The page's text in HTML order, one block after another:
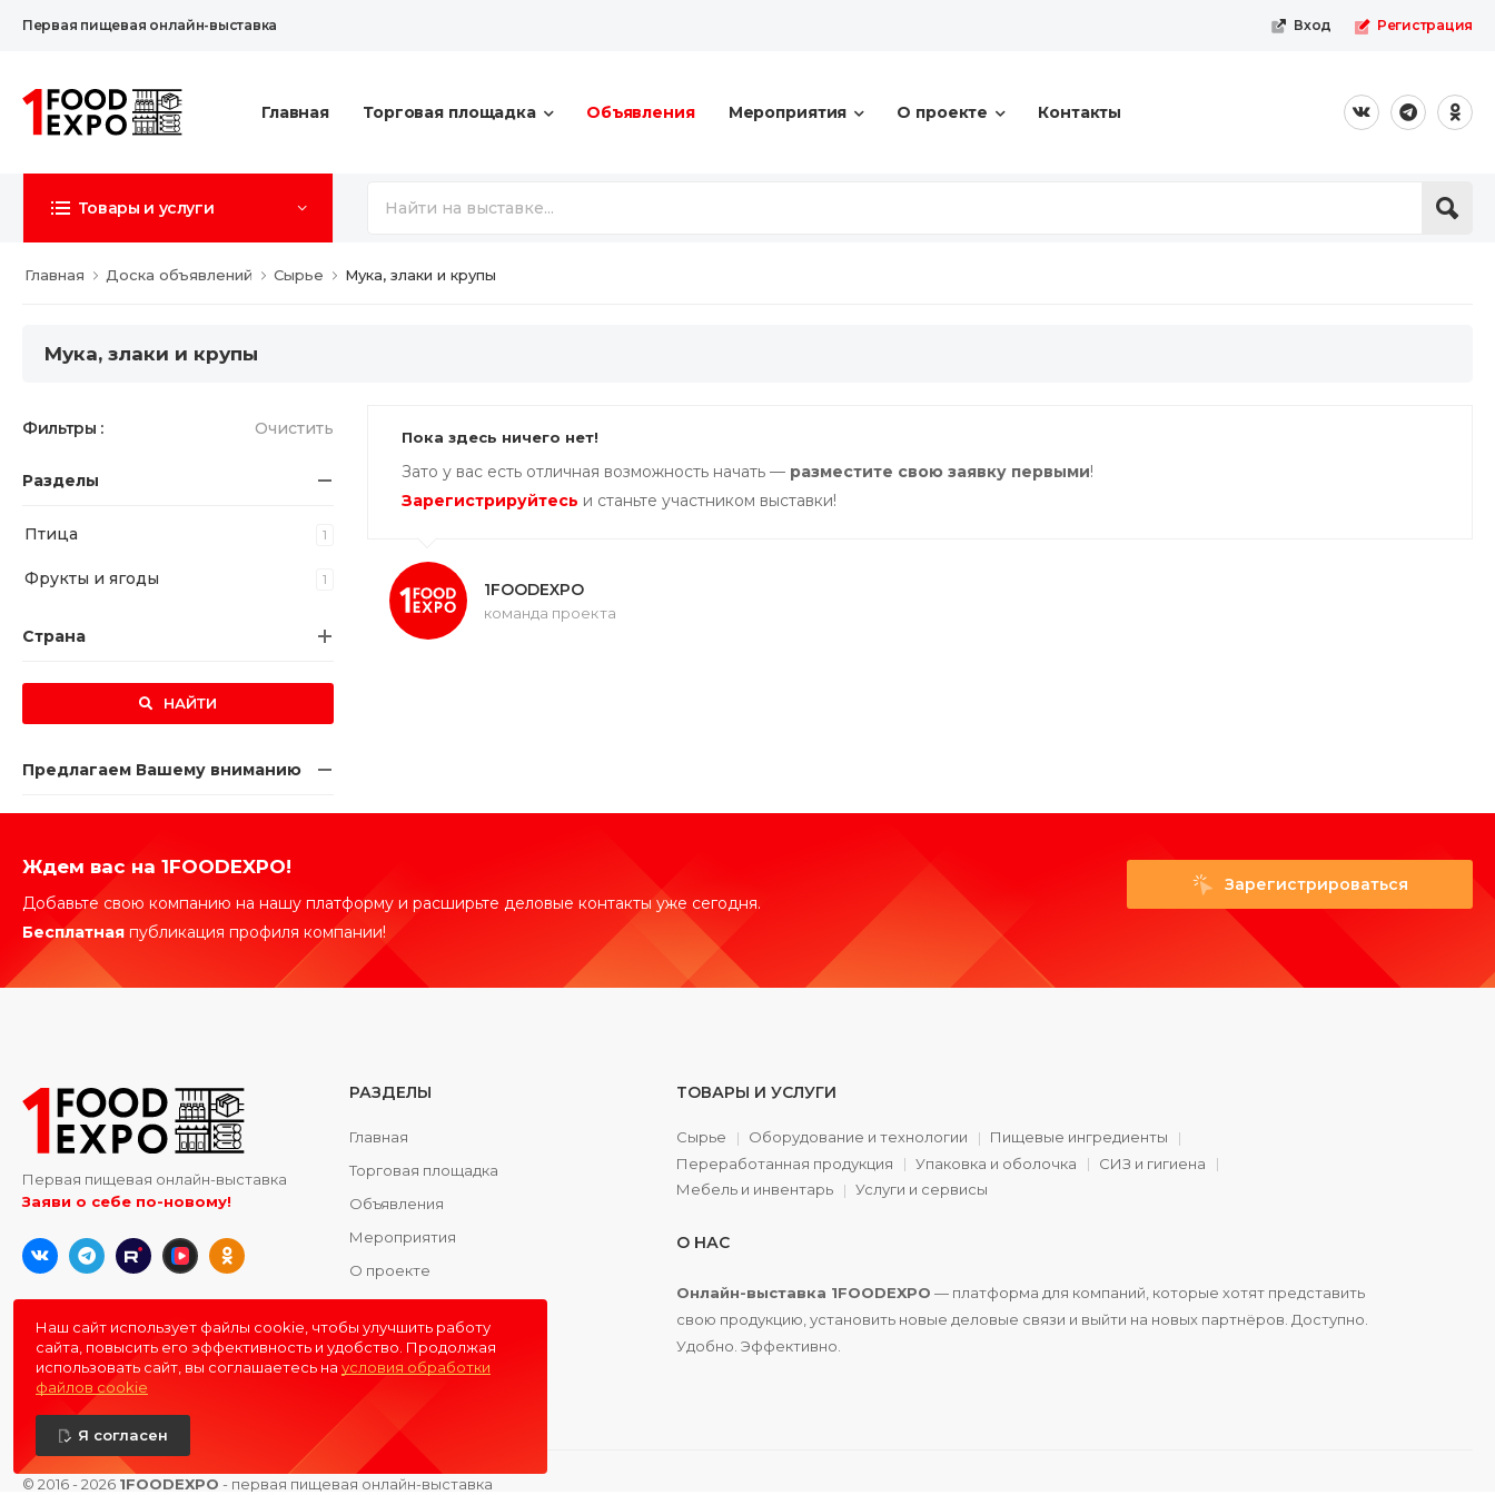
Первая пищевая онлайн-выставка Вход Регистрация
Главная Торговая площадка Объявления Мероприятия О проекте Контакты
Товары и услуги
Главная Доска объявлений Сырье Мука, злаки и крупы
Мука, злаки и крупы
Фильтры : Очистить
Разделы
Птица 1
Фрукты и ягоды 1
Страна
НАЙТИ
Предлагаем Вашему вниманию
Пока здесь ничего нет!
Зато у вас есть отличная возможность начать — разместите свою заявку первыми!
Зарегистрируйтесь и станьте участником выставки!
1FOODEXPO
команда проекта
Ждем вас на 1FOODEXPO!
Добавьте свою компанию на нашу платформу и расширьте деловые контакты уже сегодня.
Бесплатная публикация профиля компании!
Зарегистрироваться
Первая пищевая онлайн-выставка
Заяви о себе по-новому!
РАЗДЕЛЫ
Главная
Торговая площадка
Объявления
Мероприятия
О проекте
Контакты
ТОВАРЫ И УСЛУГИ
Сырье Оборудование и технологии
Пищевые ингредиенты
Переработанная продукция
Упаковка и оболочка
СИЗ и гигиена
Мебель и инвентарь
Услуги и сервисы
О НАС
Онлайн-выставка 1FOODEXPO — платформа для компаний, которые хотят представить
свою продукцию, установить новые деловые связи и выйти на новых партнёров. Доступно.
Удобно. Эффективно.
© 2016 - 2026 1FOODEXPO - первая пищевая онлайн-выставка
Наш сайт использует файлы cookie, чтобы улучшить работу
сайта, повысить его эффективность и удобство. Продолжая
использовать сайт, вы соглашаетесь на условия обработки
файлов cookie
Я согласен